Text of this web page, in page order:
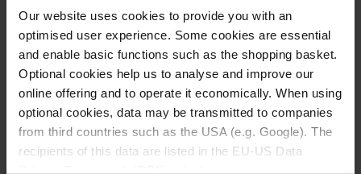
Our website uses cookies to provide you with an
optimised user experience. Some cookies are essential
and enable basic functions such as the shopping basket.
Optional cookies help us to analyse and improve our
online offering and to operate it economically. When using
optional cookies, data may be transmitted to companies
from third countries such as the USA (e.g. Google). The
recipients of this data are listed in the EU-US Data
compacte ontwerp gecombineerd met
hoogwaardige afwerking. De machine is volledig van
metaal, wat zorgt voor optimale
temperatuurstabiliteit en een perfect resultaat in de
kop.
Met een snelle opwarmtijd van slechts 10 minuten
bent u zonder lange wachttijd klaar voor de perfecte
koffie-ervaring. En dankzij het innovatieve Quick-